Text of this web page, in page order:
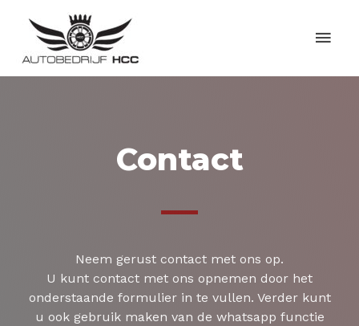
Contact
Neem gerust contact met ons op.
U kunt contact met ons opnemen door het
onderstaande formulier in te vullen. Verder kunt
u ook gebruik maken van de whatsapp functie